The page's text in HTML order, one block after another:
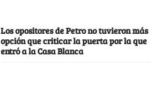
Los opositores de Petro no tuvieron más
opción que criticar la puerta por la que
entró a la Casa Blanca